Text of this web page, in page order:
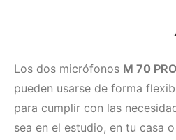
Los dos micrófonos M 70
pueden usarse de forma
para cumplir con las
sea en el estudio, en tu casa